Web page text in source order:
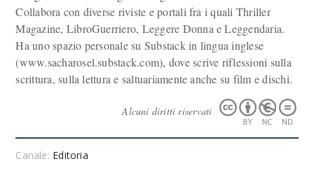
Collabora con diverse riviste e portali fra i quali Thriller
Magazine, LibroGuerriero, Leggere Donna e Leggendaria.
Ha uno spazio personale su Substack in lingua inglese
(www.sacharosel.substack.com), dove scrive riflessioni sulla
scrittura, sulla lettura e saltuariamente anche su film e dischi.
Alcuni diritti riservati
Canale: Editoria